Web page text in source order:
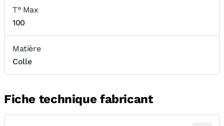
T° Max
100
Matière
Colle
Fiche technique fabricant